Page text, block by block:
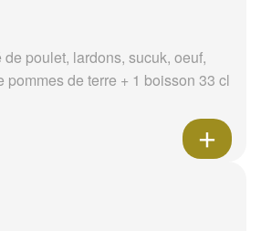
poulet, lardons, sucuk, oeuf,
pommes de terre + 1 boisson 33 cl